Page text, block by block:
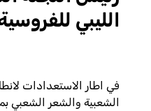
الليبي
في اطار الاستعدادات
الشعبية والشعر الشعبي